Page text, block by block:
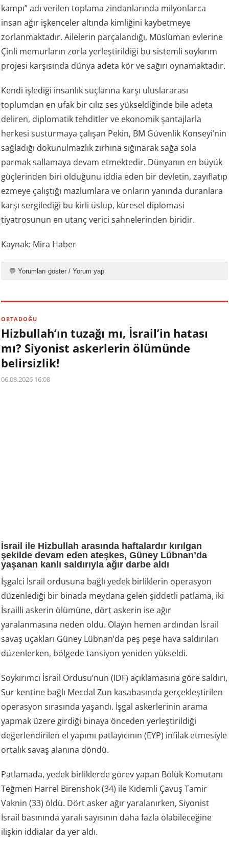
kampı” adı verilen toplama zindanlarında milyonlarca
insan ağır işkenceler altında kimliğini kaybetmeye
zorlanmaktadır. Ailelerin parçalandığı, Müslüman evlerine
Çinli memurların zorla yerleştirildiği bu sistemli soykırım
projesi karşısında dünya adeta kör ve sağırı oynamaktadır.
Kendi işlediği insanlık suçlarına karşı uluslararası
toplumdan en ufak bir cılız ses yükseldiğinde bile adeta
deliren, diplomatik tehditler ve ekonomik şantajlarla
herkesi susturmaya çalışan Pekin, BM Güvenlik Konseyi’nin
sağladığı dokunulmazlık zırhına sığınarak sağa sola
parmak sallamaya devam etmektedir. Dünyanın en büyük
güçlerinden biri olduğunu iddia eden bir devletin, zayıflatıp
ezmeye çalıştığı mazlumlara ve onların yanında duranlara
karşı sergilediği bu kirli üslup, küresel diplomasi
tiyatrosunun en utanç verici sahnelerinden biridir.
Kaynak: Mira Haber
💬 Yorumları göster / Yorum yap
ORTADOĞU
Hizbullah’ın tuzağı mı, İsrail’in hatası
mı? Siyonist askerlerin ölümünde
belirsizlik!
06.08.2026 16:08
İsrail ile Hizbullah arasında haftalardır kırılgan
şekilde devam eden ateşkes, Güney Lübnan’da
yaşanan kanlı saldırıyla ağır darbe aldı
İşgalci İsrail ordusuna bağlı yedek birliklerin operasyon
düzenlediği bir binada meydana gelen şiddetli patlama, iki
İsrailli askerin ölümüne, dört askerin ise ağır
yaralanmasına neden oldu. Olayın hemen ardından İsrail
savaş uçakları Güney Lübnan’da peş peşe hava saldırıları
düzenlerken, bölgede tansiyon yeniden yükseldi.
Soykırımcı İsrail Ordusu’nun (IDF) açıklamasına göre saldırı,
Sur kentine bağlı Mecdal Zun kasabasında gerçekleştirilen
operasyon sırasında yaşandı. İşgal askerlerinin arama
yapmak üzere girdiği binaya önceden yerleştirildiği
değerlendirilen el yapımı patlayıcının (EYP) infilak etmesiyle
ortalık savaş alanına döndü.
Patlamada, yedek birliklerde görev yapan Bölük Komutanı
Teğmen Harrel Birenshok (34) ile Kıdemli Çavuş Tamir
Vaknin (33) öldü. Dört asker ağır yaralanırken, Siyonist
İsrail basınında yaralı sayısının daha fazla olabileceğine
ilişkin iddialar da yer aldı.